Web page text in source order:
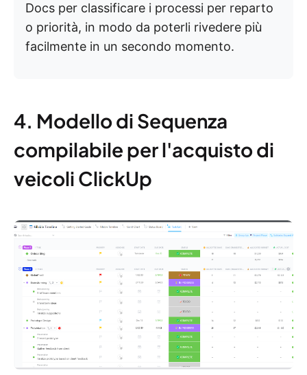
Docs per classificare i processi per reparto
o priorità, in modo da poterli rivedere più
facilmente in un secondo momento.
4. Modello di Sequenza
compilabile per l'acquisto di
veicoli ClickUp